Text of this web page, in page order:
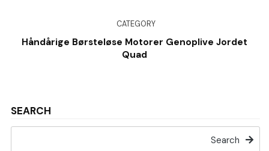
SEARCH
Search
CATEGORY
Håndårige Børsteløse Motorer Genoplive Jordet
Quad